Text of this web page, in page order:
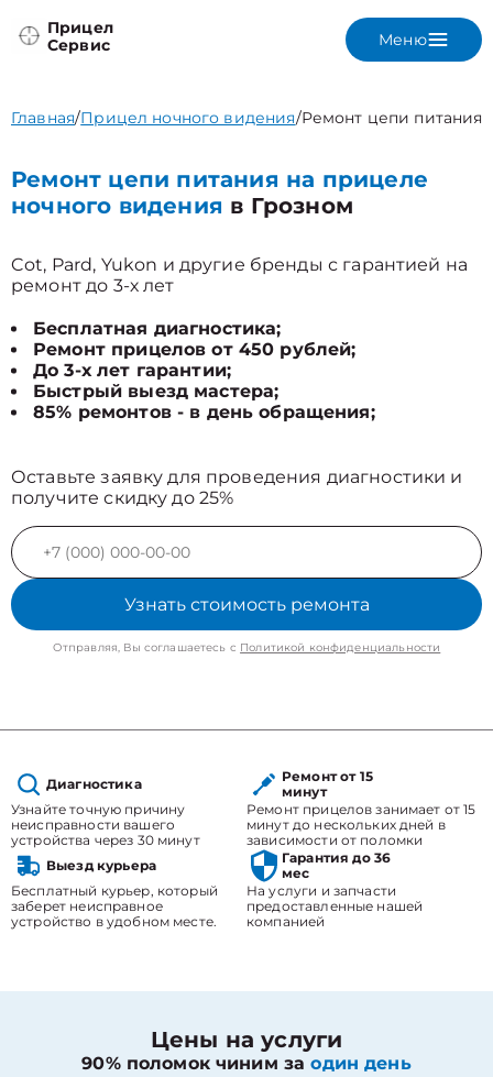
Прицел
Сервис
Меню
Главная/Прицел ночного видения/Ремонт цепи питания
Ремонт цепи питания на прицеле
ночного видения в Грозном
Cot, Pard, Yukon и другие бренды с гарантией на
ремонт до 3-х лет
Бесплатная диагностика;
Ремонт прицелов от 450 рублей;
До 3-х лет гарантии;
Быстрый выезд мастера;
85% ремонтов - в день обращения;
Оставьте заявку для проведения диагностики и
получите скидку до 25%
Узнать стоимость ремонта
Отправляя, Вы соглашаетесь с Политикой конфиденциальности
Диагностика
Узнайте точную причину
неисправности вашего
устройства через 30 минут
Ремонт от 15
минут
Ремонт прицелов занимает от 15
минут до нескольких дней в
зависимости от поломки
Выезд курьера
Бесплатный курьер, который
заберет неисправное
устройство в удобном месте.
Гарантия до 36
мес
На услуги и запчасти
предоставленные нашей
компанией
Цены на услуги
90% поломок чиним заодин день